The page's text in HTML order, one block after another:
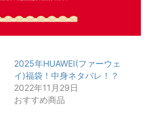
2025年HUAWEI(ファーウェ
イ)福袋！中身ネタバレ！？
2022年11月29日
おすすめ商品